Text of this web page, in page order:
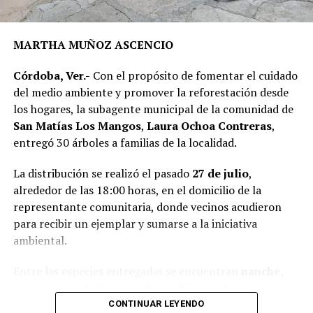
recursos del Fondo de Aportaciones para el
Comité de Obra,Antonio Herrera Llanos, recordó que
la pavimentación había sido solicitada desde hace varios
años por los habitantes de La Luz Palotal, por lo que
consideró que su ejecución mejorará las condiciones de
movilidad y seguridad para quienes diariamente utilizan
A la inauguración asistieron integrantes del Cabildo,
funcionarios municipales, representantes del comité de
obra y habitantes de la comunidad, quienes recorrieron
el tramo rehabilitado.
programa de infraestructura de la presente
administración, con el objetivo de mejorar las vialidades
MARTHA MUÑOZ ASCENCIO
Córdoba, Ver.- Con el propósito de fomentar el cuidado
del medio ambiente y promover la reforestación desde
los hogares, la subagente municipal de la comunidad de
San Matías Los Mangos, Laura Ochoa Contreras,
entregó 30 árboles a familias de la localidad.
La distribución se realizó el pasado 27 de julio,
alrededor de las 18:00 horas, en el domicilio de la
representante comunitaria, donde vecinos acudieron
para recibir un ejemplar y sumarse a la iniciativa
ambiental.
guaje, aguacatillo, guayaba, roble y ocote, las cuales
fueron destinadas para su siembra en patios y terrenos
CONTINUAR LEYENDO